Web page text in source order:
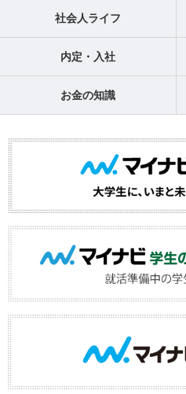
社会人ライフ
内定・入社
お金の知識